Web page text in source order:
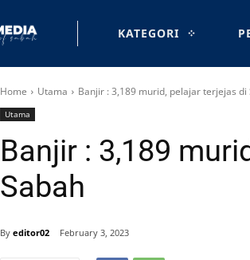
KATEGORI
Home Utama Banjir : 3,189 murid, pelajar terjejas di
Utama
Banjir : 3,189
Sabah
By editor02 February 3, 2023